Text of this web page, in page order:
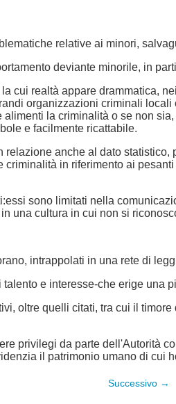
relative ai minori,
deviante minorile, in
cui realtà appare drammatica,
organizzazioni criminali
la criminalità o se non
e facilmente ricattabile.
anche al dato
in riferimento ai
sono limitati nella
una cultura in cui non si
intrappolati in una rete di
e interesse-che erige una
oltre quelli citati, tra cui il
privilegi da parte dell'Autorità
il patrimonio umano di cui
Successivo →